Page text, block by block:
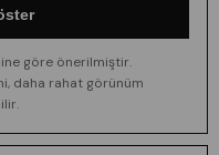
göre önerilmiştir.
daha rahat görünüm